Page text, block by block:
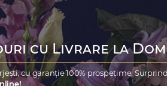
cu Livrare la
cu garanție 100% prospețime.